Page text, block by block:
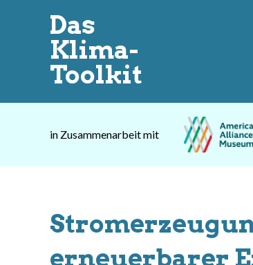
Das
Klima-
Toolkit
in Zusammenarbeit mit
erneuerbarer